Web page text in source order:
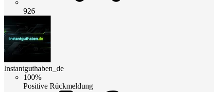
926
Instantguthaben_de
100%
Positive Rückmeldung